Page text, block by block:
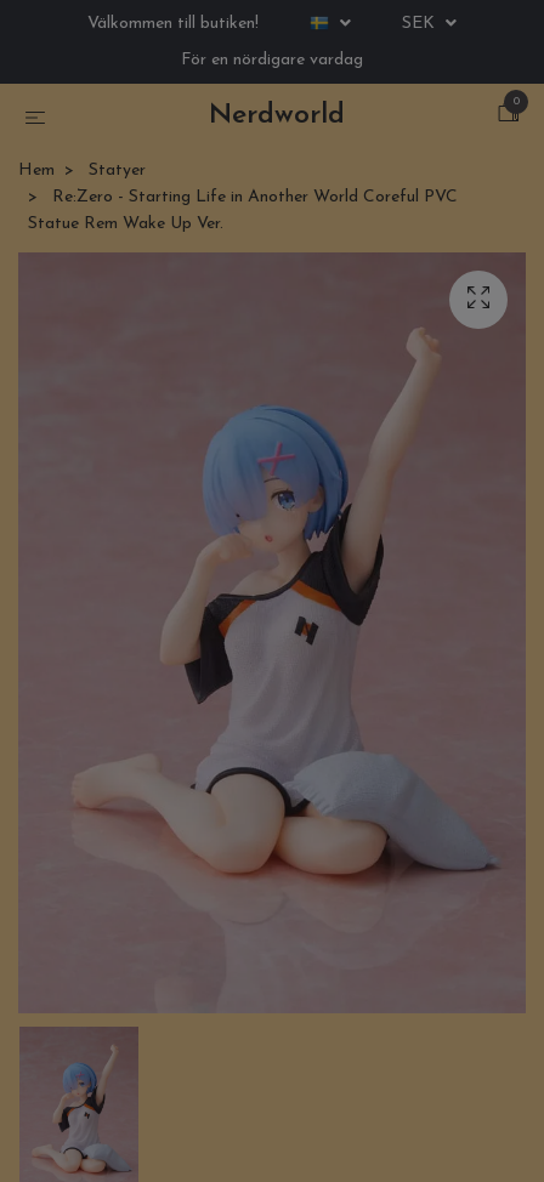
Välkommen till butiken!
SEK
För en nördigare vardag
Nerdworld
0
Hem
Statyer
Re:Zero - Starting Life in Another World Coreful PVC
Statue Rem Wake Up Ver.